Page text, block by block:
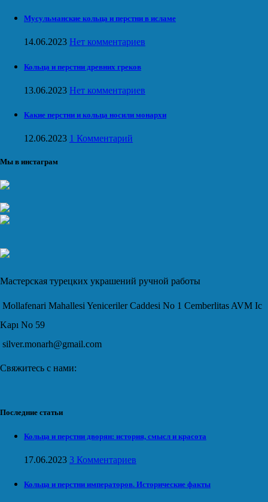
Мусульманские кольца и перстни в исламе
14.06.2023 Нет комментариев
Кольца и перстни древних греков
13.06.2023 Нет комментариев
Какие перстни и кольца носили монархи
12.06.2023 1 Комментарий
Мы в инстаграм
Мастерская турецких украшений ручной работы
Mollafenari Mahallesi Yeniceriler Caddesi No 1 Cemberlitas AVM Ic
Kapı No 59
silver.monarh@gmail.com
Свяжитесь с нами:
Последние статьи
Кольца и перстни дворян: история, смысл и красота
17.06.2023 3 Комментариев
Кольца и перстни императоров. Исторические факты